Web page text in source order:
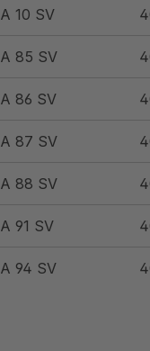
A 10 SV
A 85 SV
A 86 SV
A 87 SV
A 88 SV
A 91 SV
A 94 SV